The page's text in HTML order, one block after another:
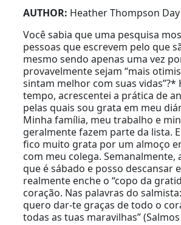
AUTHOR: Heather Thompson Day
Você sabia que uma pesquisa
pessoas que escrevem pelo que
mesmo sendo apenas uma vez
provavelmente sejam “mais
sintam melhor com suas vidas”?*
tempo, acrescentei a prática de
pelas quais sou grata em meu
Minha família, meu trabalho e
geralmente fazem parte da lista.
fico muito grata por um almoço
com meu colega. Semanalmente,
que é sábado e posso descansar
realmente enche o “copo da
coração. Nas palavras do
quero dar-te graças de todo o
todas as tuas maravilhas” (Salmos